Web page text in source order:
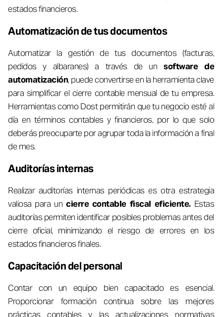
estados financieros.
Automatización de tus documentos
Automatizar la gestión de tus documentos (facturas,
pedidos y albaranes) a través de un software de
automatización, puede convertirse en la herramienta clave
para simplificar el cierre contable mensual de tu empresa.
Herramientas como Dost permitirán que tu negocio esté al
día en términos contables y financieros, por lo que solo
deberás preocuparte por agrupar toda la información a final
de mes.
Auditorías internas
Realizar auditorías internas periódicas es otra estrategia
valiosa para uncierre contable fiscal eficiente. Estas
auditorías permiten identificar posibles problemas antes del
cierre oficial, minimizando el riesgo de errores en los
estados financieros finales.
Capacitación del personal
Contar con un equipo bien capacitado es esencial.
Proporcionar formación continua sobre las mejores
prácticas contables y las actualizaciones normativas